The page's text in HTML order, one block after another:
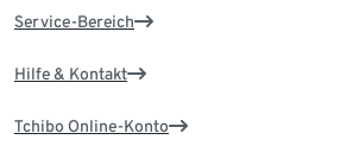
Service-Bereich
Hilfe & Kontakt
Tchibo Online-Konto